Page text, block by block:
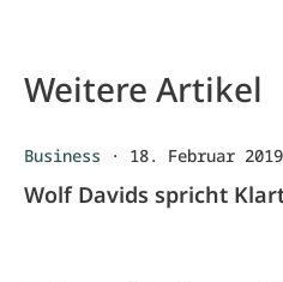
Weitere Artikel
Business · 18. Februar 2019
Wolf Davids spricht